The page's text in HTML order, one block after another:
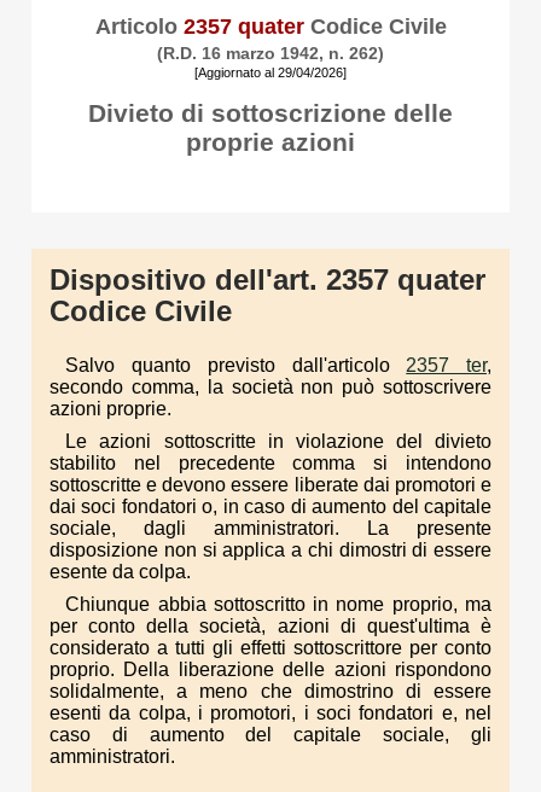
Articolo 2357 quaterCodice Civile
(R.D. 16 marzo 1942, n. 262)
[Aggiornato al 29/04/2026]
Divieto di sottoscrizione delle
proprie azioni
Dispositivo dell'art. 2357 quater
Codice Civile
Salvo quanto previsto dall'articolo 2357 ter,
secondo comma, la società non può sottoscrivere
azioni proprie.
Le azioni sottoscritte in violazione del divieto
stabilito nel precedente comma si intendono
sottoscritte e devono essere liberate dai promotori e
dai soci fondatori o, in caso di aumento del capitale
sociale, dagli amministratori. La presente
disposizione non si applica a chi dimostri di essere
esente da colpa.
Chiunque abbia sottoscritto in nome proprio, ma
per conto della società, azioni di quest'ultima è
considerato a tutti gli effetti sottoscrittore per conto
proprio. Della liberazione delle azioni rispondono
solidalmente, a meno che dimostrino di essere
esenti da colpa, i promotori, i soci fondatori e, nel
caso di aumento del capitale sociale, gli
amministratori.